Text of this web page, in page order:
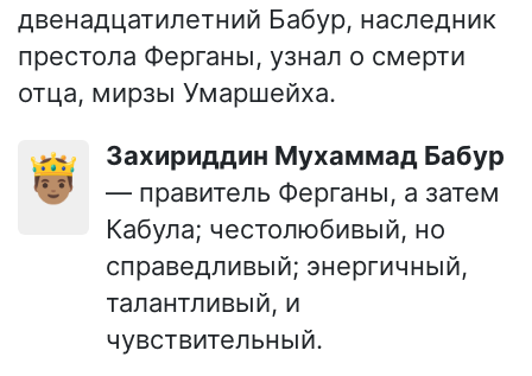
двенадцатилетний Бабур, наследник
престола Ферганы, узнал о смерти
отца, мирзы Умаршейха.
🤴🏽
Захириддин Мухаммад Бабур
— правитель Ферганы, а затем
Кабула; честолюбивый, но
справедливый; энергичный,
талантливый, и
чувствительный.